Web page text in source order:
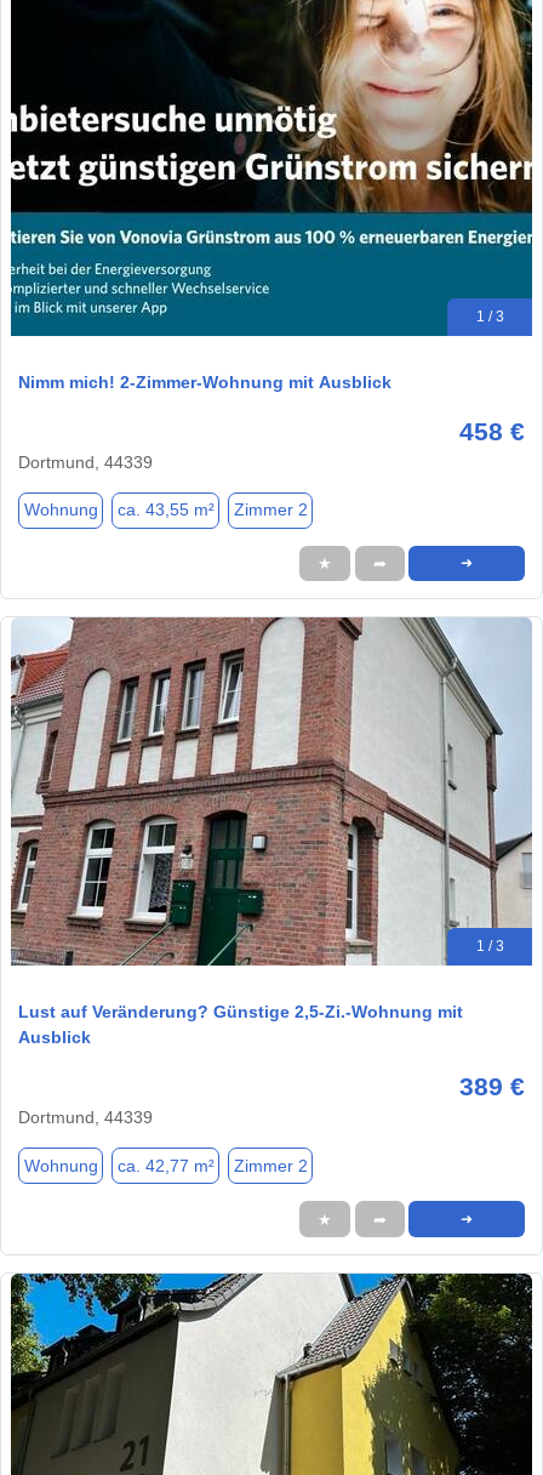
1 / 3
Nimm mich! 2-Zimmer-Wohnung mit Ausblick
458 €
Dortmund, 44339
Wohnung ca. 43,55 m² Zimmer 2
★ ➦ ➜
1 / 3
Lust auf Veränderung? Günstige 2,5-Zi.-Wohnung mit
Ausblick
389 €
Dortmund, 44339
Wohnung ca. 42,77 m² Zimmer 2
★ ➦ ➜